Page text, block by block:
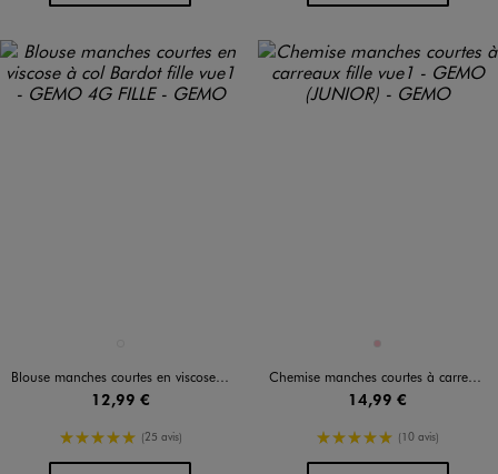
Blouse manches courtes en viscose à col Bardot fille
12,99 €
5/5 de moyenne
(25 avis)
Disponible en 1 coloris
ROSE
Chemise manches courtes à carreaux fille
14,99 €
5/5 de moyenne
(10 avis)